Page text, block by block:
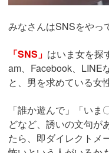
みなさんはSNSをやっ
「SNS」 はいま女を探
am、Facebook、LINE
と、男を求めている女
「誰か遊んで」「い
どなど、誘いの文句が
たら、即ダイレクトメ